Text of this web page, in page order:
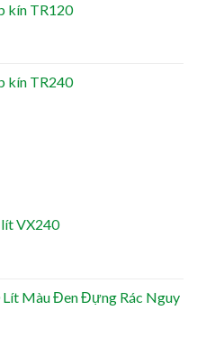
kín TR120
kín TR240
VX240
Lít Màu Đen Đựng Rác Nguy